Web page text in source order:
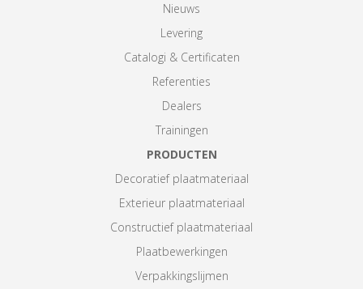
Nieuws
Levering
Catalogi & Certificaten
Referenties
Dealers
Trainingen
PRODUCTEN
Decoratief plaatmateriaal
Exterieur plaatmateriaal
Constructief plaatmateriaal
Plaatbewerkingen
Verpakkingslijmen